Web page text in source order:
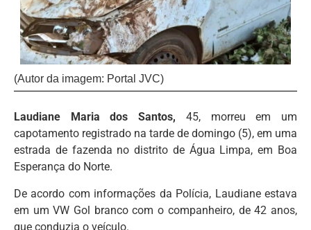
(Autor da imagem: Portal JVC)
Laudiane Maria dos Santos, 45, morreu em um
capotamento registrado na tarde de domingo (5), em uma
estrada de fazenda no distrito de Água Limpa, em Boa
Esperança do Norte.
De acordo com informações da Polícia, Laudiane estava
em um VW Gol branco com o companheiro, de 42 anos,
que conduzia o veículo.